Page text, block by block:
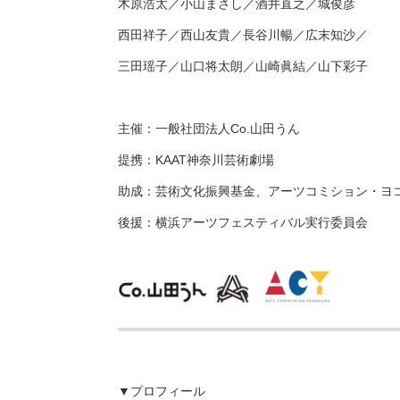
木原浩太／小山まさし／酒井直之／城俊彦
西田祥子／西山友貴／長谷川暢／広末知沙／
三田瑶子／山口将太朗／山崎眞結／山下彩子
主催：一般社団法人Co.山田うん
提携： KAAT神奈川芸術劇場
助成： 芸術文化振興基金、アーツコミション・ヨ
後援： 横浜アーツフェスティバル実行委員会
▼プロフィール